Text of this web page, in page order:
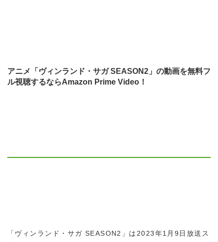
アニメ「ヴィンランド・サガ SEASON2」の動画を無料フ
ル視聴するならAmazon Prime Video！
「ヴィンランド・サガ SEASON2」は2023年1月9日放送ス